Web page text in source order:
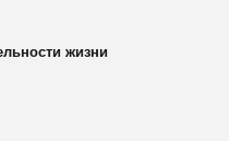
жизни